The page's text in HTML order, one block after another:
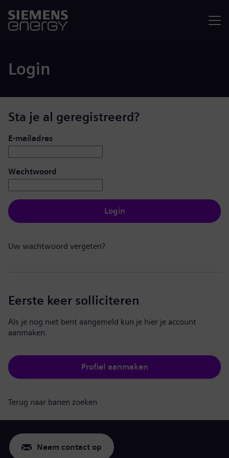
Login
Sta je al geregistreerd?
Inloggen: gebruiker en wachtwoord
E-mailadres
Wachtwoord
Login
Uw wachtwoord vergeten?
Eerste keer solliciteren
Als je nog niet bent aangemeld kun je hier je account
aanmaken.
Profiel aanmaken
Terug naar banen zoeken
Neem contact op